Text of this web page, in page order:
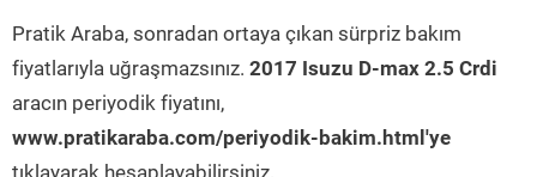
Pratik Araba, sonradan ortaya çıkan sürpriz bakım
fiyatlarıyla uğraşmazsınız. 2017 Isuzu D-max 2.5 Crdi
aracın periyodik fiyatını,
www.pratikaraba.com/periyodik-bakim.html'ye
tıklayarak hesaplayabilirsiniz.